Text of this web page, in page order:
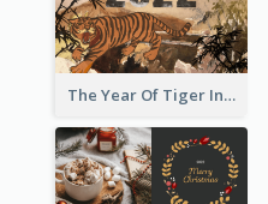
The Year Of Tiger Ink Illustration New Year Greeting Card